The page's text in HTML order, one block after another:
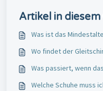
Artikel in
Was ist das
Wo findet der
Was passiert, wenn
Welche Schuhe muss